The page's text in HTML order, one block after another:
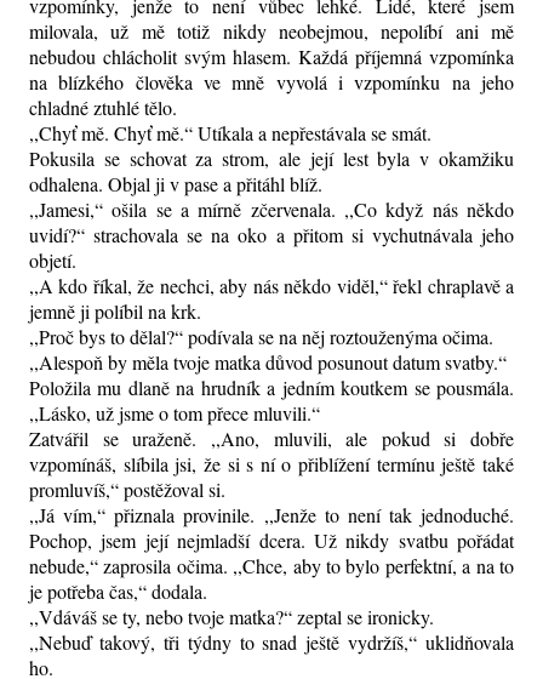
vzpomínky, jenže to není vůbec lehké. Lidé, které jsem
milovala, už mě totiž nikdy neobejmou, nepolíbí ani mě
nebudou chlácholit svým hlasem. Každá příjemná vzpomínka
na blízkého člověka ve mně vyvolá i vzpomínku na jeho
chladné ztuhlé tělo.
,,Chyť mě. Chyť mě.“ Utíkala a nepřestávala se smát.
Pokusila se schovat za strom, ale její lest byla v okamžiku
odhalena. Objal ji v pase a přitáhl blíž.
,,Jamesi,“ ošila se a mírně zčervenala. ,,Co když nás někdo
uvidí?“ strachovala se na oko a přitom si vychutnávala jeho
objetí.
,,A kdo říkal, že nechci, aby nás někdo viděl,“ řekl chraplavě a
jemně ji políbil na krk.
,,Proč bys to dělal?“ podívala se na něj roztouženýma očima.
,,Alespoň by měla tvoje matka důvod posunout datum svatby.“
Položila mu dlaně na hrudník a jedním koutkem se pousmála.
,,Lásko, už jsme o tom přece mluvili.“
Zatvářil se uraženě. ,,Ano, mluvili, ale pokud si dobře
vzpomínáš, slíbila jsi, že si s ní o přiblížení termínu ještě také
promluvíš,“ postěžoval si.
,,Já vím,“ přiznala provinile. ,,Jenže to není tak jednoduché.
Pochop, jsem její nejmladší dcera. Už nikdy svatbu pořádat
nebude,“ zaprosila očima. ,,Chce, aby to bylo perfektní, a na to
je potřeba čas,“ dodala.
,,Vdáváš se ty, nebo tvoje matka?“ zeptal se ironicky.
,,Nebuď takový, tři týdny to snad ještě vydržíš,“ uklidňovala
ho.